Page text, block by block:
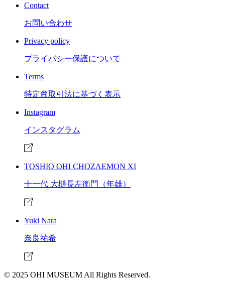
Contact
お問い合わせ
Privacy policy
プライバシー保護について
Terms
特定商取引法に基づく表示
Instagram
インスタグラム
TOSHIO OHI CHOZAEMON XI
十一代 大樋長左衛門（年雄）
Yuki Nara
奈良祐希
© 2025 OHI MUSEUM All Rights Reserved.